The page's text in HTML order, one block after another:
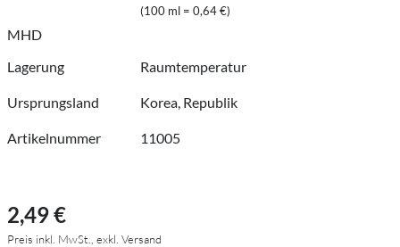
(100 ml = 0,64 €)
MHD
Lagerung
Raumtemperatur
Ursprungsland Korea, Republik
Artikelnummer 11005
2,49 €
Preis inkl. MwSt., exkl. Versand